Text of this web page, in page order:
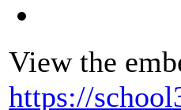
View the
https://